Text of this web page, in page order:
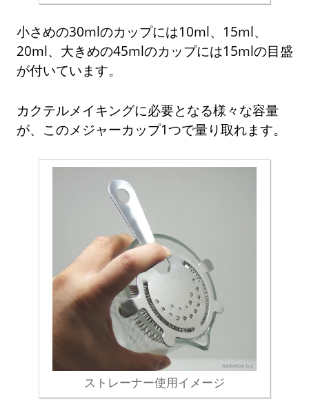
小さめの30mlのカップには10ml、15ml、
20ml、大きめの45mlのカップには15mlの目盛
が付いています。
カクテルメイキングに必要となる様々な容量
が、このメジャーカップ1つで量り取れます。
ストレーナー使用イメージ